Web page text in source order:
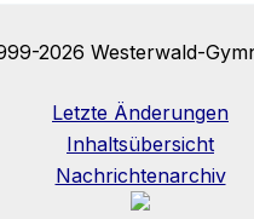
2026 Westerwald-
Letzte Änderungen
Inhaltsübersicht
Nachrichtenarchiv